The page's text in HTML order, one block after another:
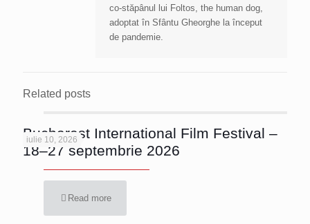
co-stăpânul lui Foltos, the human dog,
adoptat în Sfântu Gheorghe la început
de pandemie.
Related posts
iulie 10, 2026
Bucharest International Film Festival –
18–27 septembrie 2026
Read more